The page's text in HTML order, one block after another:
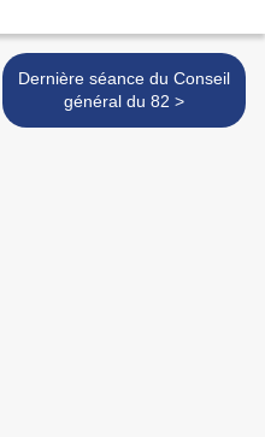
Dernière séance du Conseil
général du 82 >